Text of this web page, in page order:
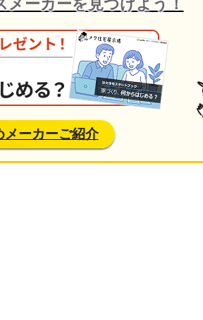
ーカーを見つけよう！
メーカーご紹介